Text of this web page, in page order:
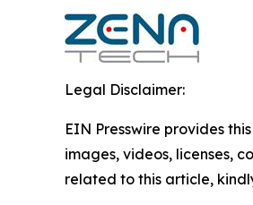
Legal Disclaimer:
EIN Presswire provides
images, videos, licenses,
related to this article,